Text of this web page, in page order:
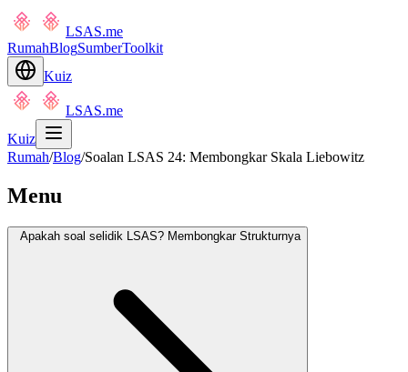
LSAS.me
RumahBlogSumberToolkit
Kuiz
LSAS.me
Kuiz
Rumah/Blog/Soalan LSAS 24: Membongkar Skala Liebowitz
Menu
Apakah soal selidik LSAS? Membongkar Strukturnya